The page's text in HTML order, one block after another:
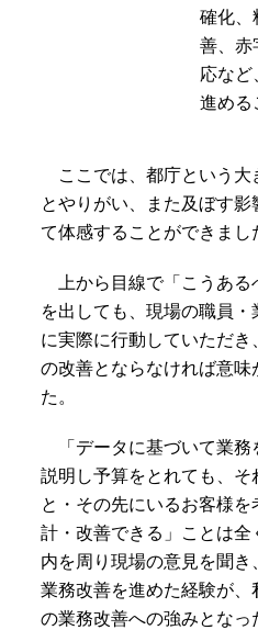
確化、
善、赤
応など
進める
ここでは、都庁という大
とやりがい、また及ぼす
て体感することができまし
上から目線で「こうある
を出しても、現場の職員
に実際に行動していただ
の改善とならなければ意
た。
「データに基づいて業務
説明し予算をとれても、そ
と・その先にいるお客様
計・改善できる」ことは
内を周り現場の意見を聞
業務改善を進めた経験が
の業務改善への強みとなっ